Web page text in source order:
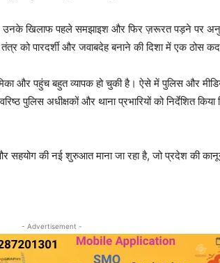
उनके खिलाफ पहले समझाइश और फिर ज़रूरत पड़ने पर
को पारदर्शी और जवाबदेह बनाने की दिशा में एक ठोस
और पहुंच बहुत व्यापक हो चुकी है। ऐसे में पुलिस और
पुलिस अधीक्षकों और थाना प्रभारियों को निर्देशित किया
सहयोग की नई शुरुआत माना जा रहा है, जो प्रदेश की
- Advertisement -